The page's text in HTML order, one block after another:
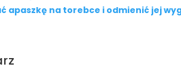
apaszkę na torebce i odmienić jej